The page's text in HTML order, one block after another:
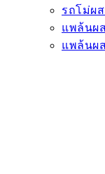
รถโม่ผ
แพล้นผ
แพล้นผ